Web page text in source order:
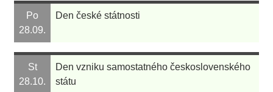
Po
28.09.
Den české státnosti
St
28.10.
Den vzniku samostatného československého
státu